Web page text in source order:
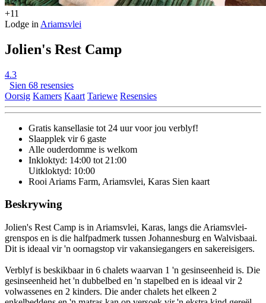
+11
Lodge in Ariamsvlei
Jolien's Rest Camp
4.3
Sien 68 resensies
Oorsig Kamers Kaart Tariewe Resensies
Gratis kansellasie tot 24 uur voor jou verblyf!
Slaapplek vir 6 gaste
Alle ouderdomme is welkom
Inkloktyd: 14:00 tot 21:00
Uitkloktyd: 10:00
Rooi Ariams Farm, Ariamsvlei, Karas Sien kaart
Beskrywing
Jolien's Rest Camp is in Ariamsvlei, Karas, langs die Ariamsvlei-
grenspos en is die halfpadmerk tussen Johannesburg en Walvisbaai.
Dit is ideaal vir 'n oornagstop vir vakansiegangers en sakereisigers.
Verblyf is beskikbaar in 6 chalets waarvan 1 'n gesinseenheid is. Die
gesinseenheid het 'n dubbelbed en 'n stapelbed en is ideaal vir 2
volwassenes en 2 kinders. Die ander chalets het elkeen 2